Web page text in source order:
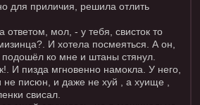
для приличия, решила отлить
ответом, мол, - у тебя, свисток то
И хотела посмеяться. А он,
ко мне и штаны стянул.
И пизда мгновенно намокла. У него,
не писюн, и даже не хуй , а хуище ,
свисал.